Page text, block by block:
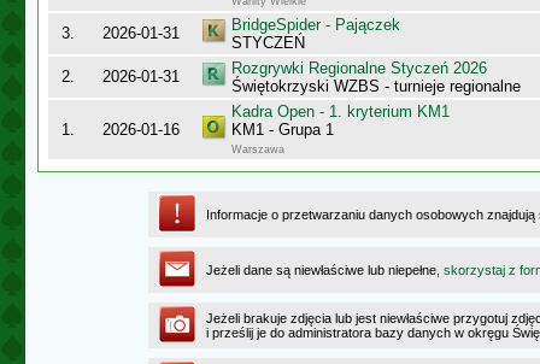
3. 2026-01-31
BridgeSpider - Pajączek
STYCZEŃ
2.
2026-01-31
Rozgrywki Regionalne Styczeń 2026
Świętokrzyski WZBS - turnieje regionalne
1. 2026-01-16
Kadra Open - 1. kryterium KM1
KM1 - Grupa 1
Warszawa
Informacje o przetwarzaniu danych osobowych
Jeżeli dane są niewłaściwe lub niepełne, skorzystaj z
Jeżeli brakuje zdjęcia lub jest niewłaściwe przygotuj
i prześlij je do administratora bazy danych w okręgu